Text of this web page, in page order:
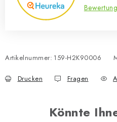
Artikelnummer: 159-H2K90006
Drucken Fragen
Könnte